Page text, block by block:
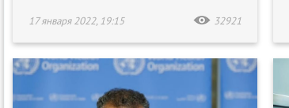
17 января 2022, 19:15 32921